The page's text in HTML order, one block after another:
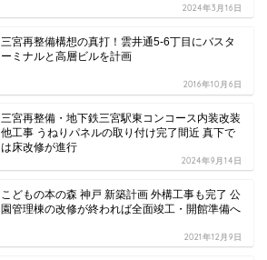
2024年3月16日
三宮再整備構想の真打！雲井通5-6丁目にバスタ
ーミナルと高層ビルを計画
2016年10月6日
三宮再整備・地下鉄三宮駅東コンコース内装改装
他工事 うねりパネルの取り付け完了間近 真下で
は床改修が進行
2024年9月14日
こどもの本の森 神戸 新築計画 外構工事も完了 公
園管理棟の改修が終われば全面竣工・開館準備へ
2021年12月9日